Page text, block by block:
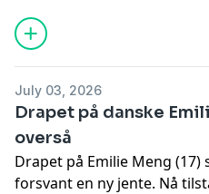
July 03, 2026
Drapet på danske
overså
Drapet på Emilie Meng (17)
forsvant en ny jente. Nå